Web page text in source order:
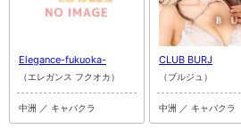
Elegance-fukuoka-
（エレガンス フクオカ）
中洲 ／ キャバクラ
CLUB BURJ
（ブルジュ）
中洲 ／ キャバクラ